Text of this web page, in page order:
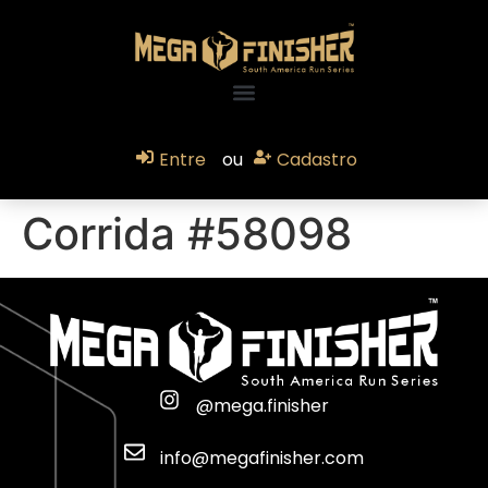
Entre ou Cadastro
Corrida #58098
@mega.finisher
info@megafinisher.com